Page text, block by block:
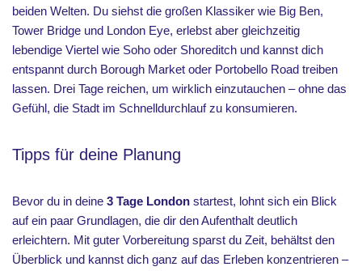
beiden Welten. Du siehst die großen Klassiker wie Big Ben,
Tower Bridge und London Eye, erlebst aber gleichzeitig
lebendige Viertel wie Soho oder Shoreditch und kannst dich
entspannt durch Borough Market oder Portobello Road treiben
lassen. Drei Tage reichen, um wirklich einzutauchen – ohne das
Gefühl, die Stadt im Schnelldurchlauf zu konsumieren.
Tipps für deine Planung
Bevor du in deine 3 Tage London startest, lohnt sich ein Blick
auf ein paar Grundlagen, die dir den Aufenthalt deutlich
erleichtern. Mit guter Vorbereitung sparst du Zeit, behältst den
Überblick und kannst dich ganz auf das Erleben konzentrieren –